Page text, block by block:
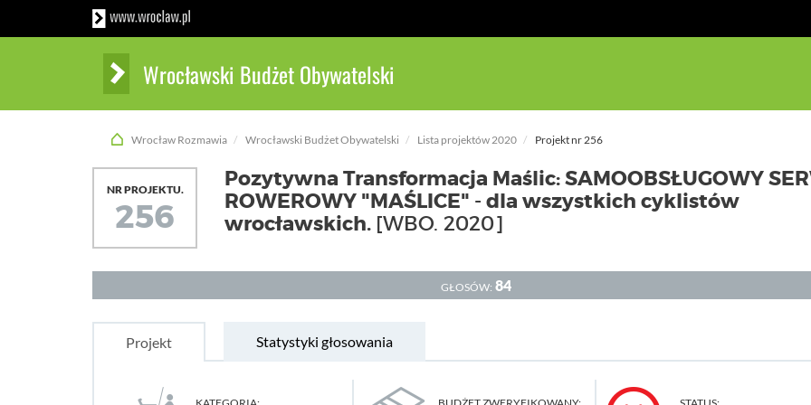
Wrocławski Budżet Obywatelski
Wrocław Rozmawia Wrocławski Budżet Obywatelski Lista projektów 2020 Projekt nr 256
NR PROJEKTU.
256
Pozytywna Transformacja Maślic: SAMOOBSŁUGOWY
ROWEROWY "MAŚLICE" - dla wszystkich cyklistów
wrocławskich. [WBO. 2020]
GŁOSÓW: 84
Projekt Statystyki głosowania